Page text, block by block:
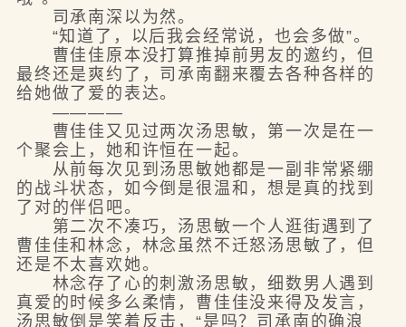
司承南深以为然。
“知道了，以后我会经常说，也会多做”。
曹佳佳原本没打算推掉前男友的邀约，但
最终还是爽约了，司承南翻来覆去各种各样的
给她做了爱的表达。
————
曹佳佳又见过两次汤思敏，第一次是在一
个聚会上，她和许恒在一起。
从前每次见到汤思敏她都是一副非常紧绷
的战斗状态，如今倒是很温和，想是真的找到
了对的伴侣吧。
第二次不凑巧，汤思敏一个人逛街遇到了
曹佳佳和林念，林念虽然不迁怒汤思敏了，但
还是不太喜欢她。
林念存了心的刺激汤思敏，细数男人遇到
真爱的时候多么柔情，曹佳佳没来得及发言，
汤思敏倒是笑着反击，“是吗？司承南的确浪